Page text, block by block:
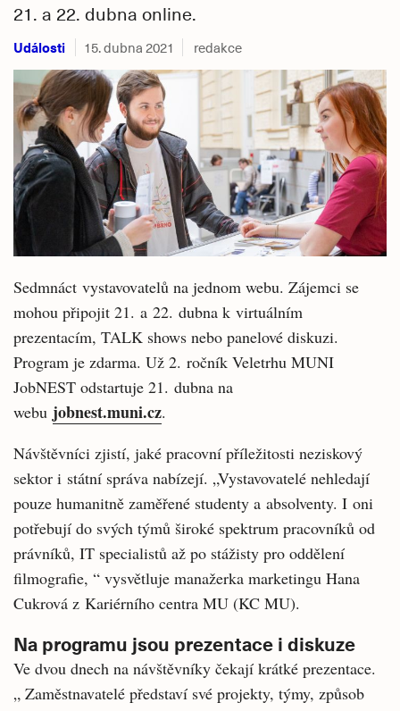
21. a 22. dubna online.
Události 15. dubna 2021 redakce
Sedmnáct vystavovatelů na jednom webu. Zájemci se
mohou připojit 21. a 22. dubna k virtuálním
prezentacím, TALK shows nebo panelové diskuzi.
Program je zdarma. Už 2. ročník Veletrhu MUNI
JobNEST odstartuje 21. dubna na
webu jobnest.muni.cz.
Návštěvníci zjistí, jaké pracovní příležitosti neziskový
sektor i státní správa nabízejí. „Vystavovatelé nehledají
pouze humanitně zaměřené studenty a absolventy. I oni
potřebují do svých týmů široké spektrum pracovníků od
právníků, IT specialistů až po stážisty pro oddělení
filmografie, “ vysvětluje manažerka marketingu Hana
Cukrová z Kariérního centra MU (KC MU).
Na programu jsou prezentace i diskuze
Ve dvou dnech na návštěvníky čekají krátké prezentace.
„ Zaměstnavatelé představí své projekty, týmy, způsob